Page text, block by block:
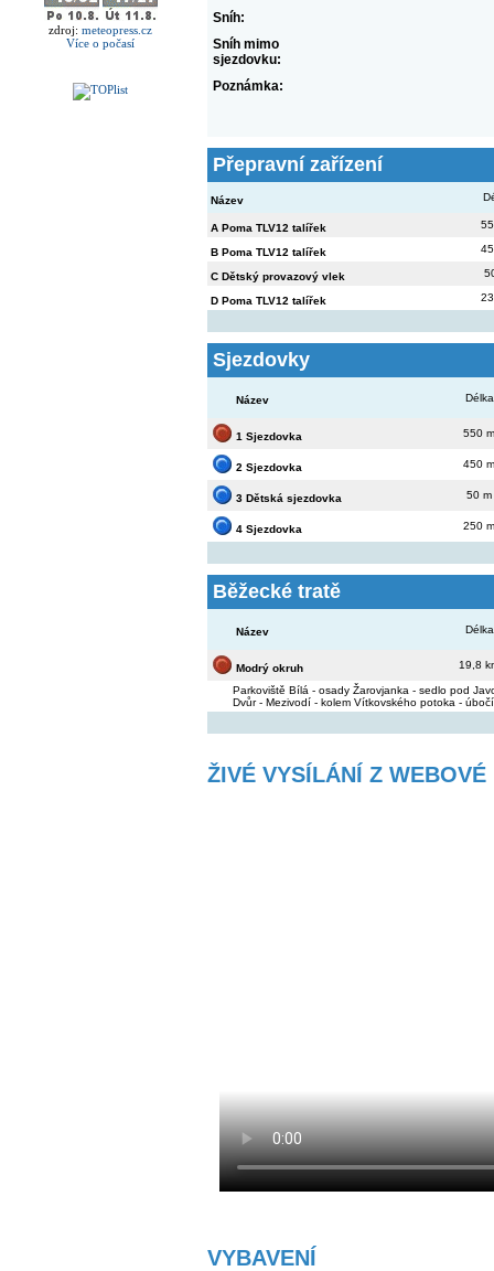
zdroj: meteopress.cz
Více o počasí
Sníh:
Sníh mimo
sjezdovku:
Poznámka:
Přepravní zařízení
Název
A Poma TLV12 talířek
B Poma TLV12 talířek
C Dětský provazový vlek
D Poma TLV12 talířek
Sjezdovky
Název Délka
1 Sjezdovka 550
2 Sjezdovka 450
3 Dětská sjezdovka 50 m
4 Sjezdovka 250
Běžecké tratě
Název Délka
Modrý okruh 19,8
Parkoviště Bílá - osady Žarovjanka - sedlo pod
Dvůr - Mezivodí - kolem Vítkovského potoka -
ŽIVÉ VYSÍLÁNÍ Z WEBOVÉ
VYBAVENÍ